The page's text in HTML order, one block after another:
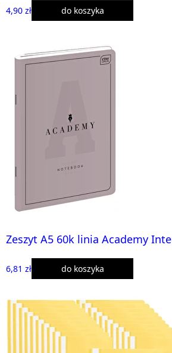
4,90 zł do koszyka
Zeszyt A5 60k linia Academy
6,81 zł do koszyka